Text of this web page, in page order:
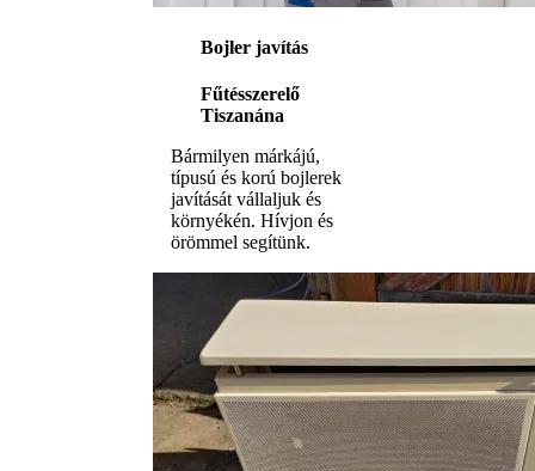
Bojler javítás
Fűtésszerelő
Tiszanána
Bármilyen márkájú,
típusú és korú bojlerek
javítását vállaljuk és
környékén. Hívjon és
örömmel segítünk.